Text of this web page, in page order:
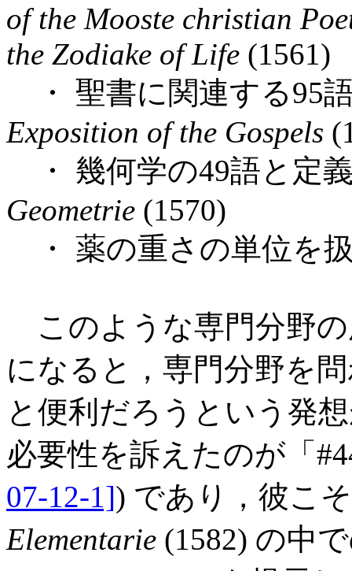
of the Mooste christian
the Zodiake of Life (1561)
・ 聖書に関連する95
Exposition of the Gospels
・ 幾何学の49語と定
Geometrie (1570)
・ 薬の重さの単位を
このような専門分野
になると，専門分野を
と便利だろうという発
必要性を訴えたのが「
07-12-1]) であり，彼こ
Elementarie (1582) の中